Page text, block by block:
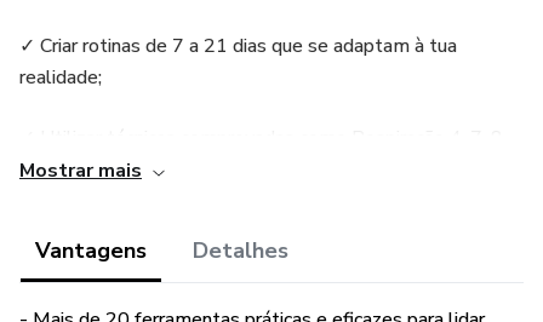
✓ Criar rotinas de 7 a 21 dias que se adaptam à tua
realidade;
Técnica STOP, escrita terapêutica e muito mais;
tipos de ansiedade;
Mostrar mais
Vantagens Detalhes